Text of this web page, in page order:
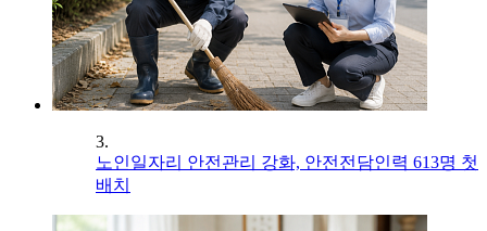
3.
노인일자리 안전관리 강화, 안전전담인력 613명 첫
배치